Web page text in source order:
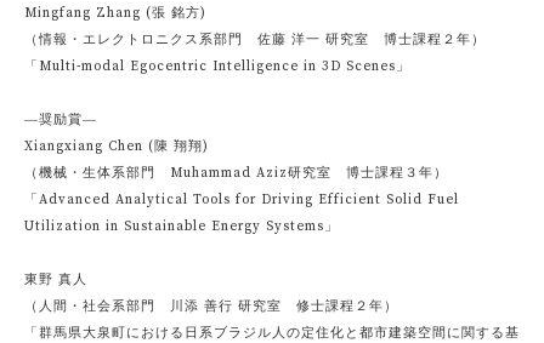
Mingfang Zhang (張 銘方)
（情報・エレクトロニクス系部門 佐藤 洋一 研究室 博士課程２年）
「Multi-modal Egocentric Intelligence in 3D Scenes」
―奨励賞―
Xiangxiang Chen (陳 翔翔)
（機械・生体系部門 Muhammad Aziz研究室 博士課程３年）
「Advanced Analytical Tools for Driving Efficient Solid Fuel
Utilization in Sustainable Energy Systems」
東野 真人
（人間・社会系部門 川添 善行 研究室 修士課程２年）
「群馬県大泉町における日系ブラジル人の定住化と都市建築空間に関する基